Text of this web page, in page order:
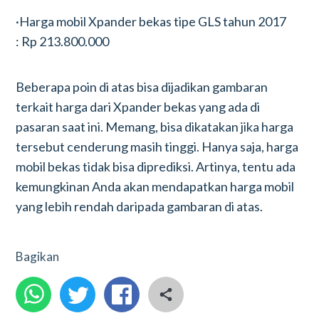
·Harga mobil Xpander bekas tipe GLS tahun 2017
: Rp 213.800.000
Beberapa poin di atas bisa dijadikan gambaran
terkait harga dari Xpander bekas yang ada di
pasaran saat ini. Memang, bisa dikatakan jika harga
tersebut cenderung masih tinggi. Hanya saja, harga
mobil bekas tidak bisa diprediksi. Artinya, tentu ada
kemungkinan Anda akan mendapatkan harga mobil
yang lebih rendah daripada gambaran di atas.
Bagikan